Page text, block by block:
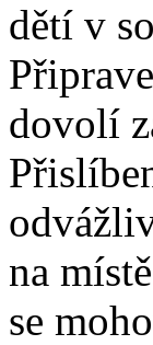
dětí v
dovolí
na
se